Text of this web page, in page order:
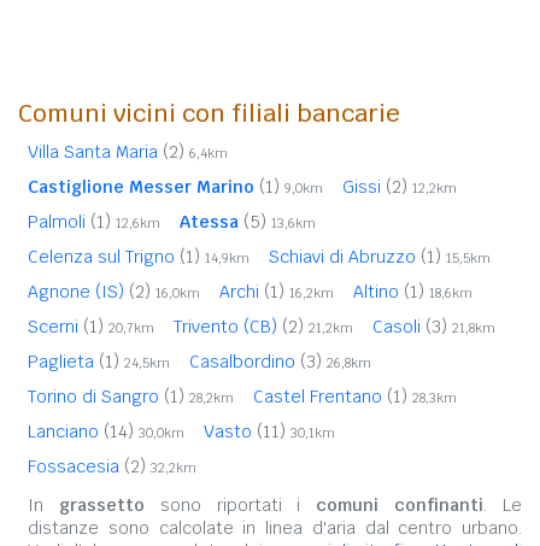
Comuni vicini con filiali bancarie
Villa Santa Maria (2) 6,4km
Castiglione Messer Marino (1) 9,0km Gissi (2) 12,2km
Palmoli (1) 12,6km Atessa (5) 13,6km
Celenza sul Trigno (1) 14,9km Schiavi di Abruzzo (1) 15,5km
Agnone (IS) (2) 16,0km Archi (1) 16,2km Altino (1) 18,6km
Scerni (1) 20,7km Trivento (CB) (2) 21,2km Casoli (3) 21,8km
Paglieta (1) 24,5km Casalbordino (3) 26,8km
Torino di Sangro (1) 28,2km Castel Frentano (1) 28,3km
Lanciano (14) 30,0km Vasto (11) 30,1km
Fossacesia (2) 32,2km
In grassetto sono riportati i comuni confinanti. Le
distanze sono calcolate in linea d'aria dal centro urbano.